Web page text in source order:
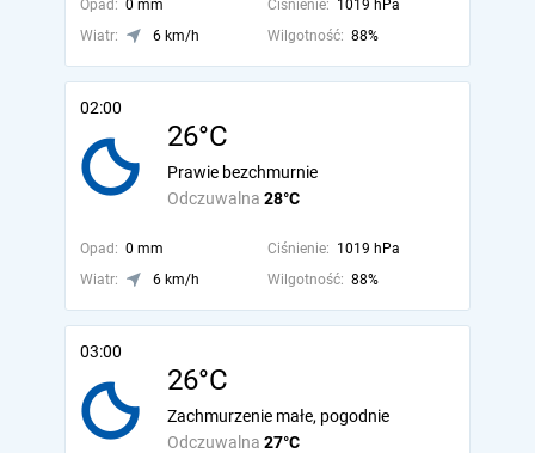
Opad: 0 mm Ciśnienie: 1019 hPa
Wiatr:
6 km/h Wilgotność: 88%
02:00
26°C
Odczuwalna 28°C
Prawie bezchmurnie
Opad: 0 mm Ciśnienie: 1019 hPa
Wiatr:
6 km/h Wilgotność: 88%
03:00
26°C
Odczuwalna 27°C
Zachmurzenie małe, pogodnie